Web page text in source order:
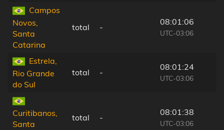
Campos
Novos,
Santa
Catarina
total -
08:01:06
UTC-03:06
Estrela,
Rio Grande
do Sul
total -
08:01:24
UTC-03:06
Curitibanos,
Santa
total -
08:01:38
UTC-03:06